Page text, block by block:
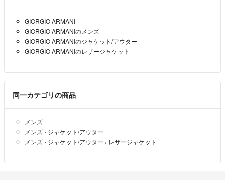
GIORGIO ARMANI
GIORGIO ARMANIのメンズ
GIORGIO ARMANIのジャケット/アウター
GIORGIO ARMANIのレザージャケット
同一カテゴリの商品
メンズ
メンズ › ジャケット/アウター
メンズ › ジャケット/アウター › レザージャケット